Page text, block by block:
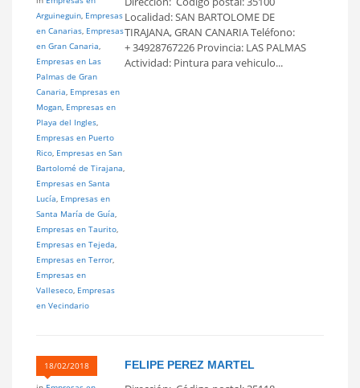
Arguineguin, Empresas
en Canarias, Empresas
en Gran Canaria,
Empresas en Las
Palmas de Gran
Canaria, Empresas en
Mogan, Empresas en
Playa del Ingles,
Empresas en Puerto
Rico, Empresas en San
Bartolomé de Tirajana,
Empresas en Santa
Lucía, Empresas en
Santa María de Guía,
Empresas en Taurito,
Empresas en Tejeda,
Empresas en Terror,
Empresas en
Valleseco, Empresas
en Vecindario
Localidad: SAN BARTOLOME DE
TIRAJANA, GRAN CANARIA Teléfono:
+ 34928767226 Provincia: LAS PALMAS
Actividad: Pintura para vehiculo...
18/02/2018
FELIPE PEREZ MARTEL